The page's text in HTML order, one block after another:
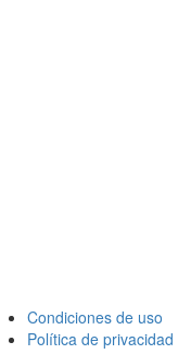
Condiciones de uso
Política de privacidad